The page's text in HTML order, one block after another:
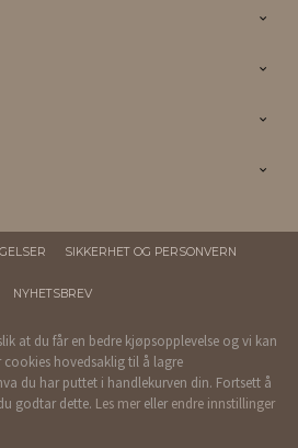
SIKKERHET OG PERSONVERN
NYHETSBREV
at du får en bedre kjøpsopplevelse og vi kan
cookies hovedsaklig til å lagre
du har puttet i handlekurven din. Fortsett å
godtar dette. Les mer eller endre innstillinger